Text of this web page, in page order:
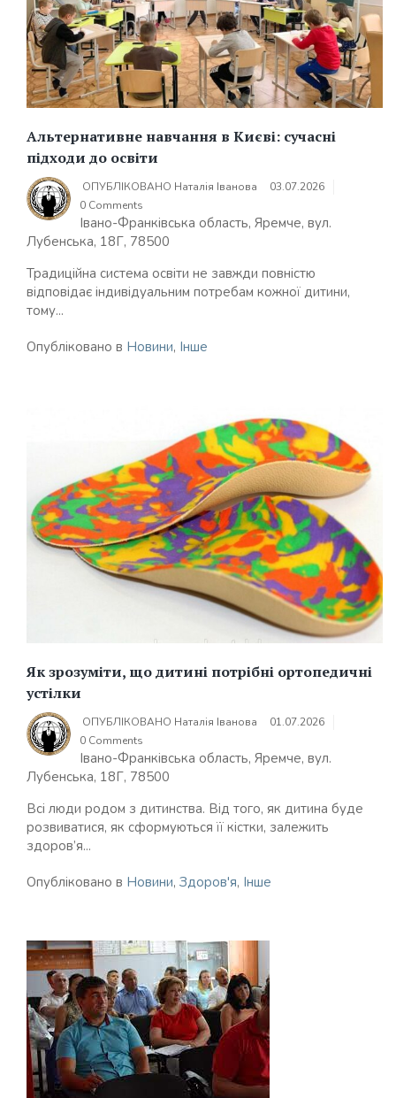
Альтернативне навчання в Києві: сучасні
підходи до освіти
ОПУБЛІКОВАНО Наталія Іванова
03.07.2026
0 Comments
Івано-Франківська область, Яремче, вул.
Лубенська, 18Г, 78500
Традиційна система освіти не завжди повністю
відповідає індивідуальним потребам кожної дитини,
тому...
Опубліковано в Новини, Інше
Як зрозуміти, що дитині потрібні ортопедичні
устілки
ОПУБЛІКОВАНО Наталія Іванова
01.07.2026
0 Comments
Івано-Франківська область, Яремче, вул.
Лубенська, 18Г, 78500
Всі люди родом з дитинства. Від того, як дитина буде
розвиватися, як сформуються її кістки, залежить
здоров’я...
Опубліковано в Новини, Здоров'я, Інше